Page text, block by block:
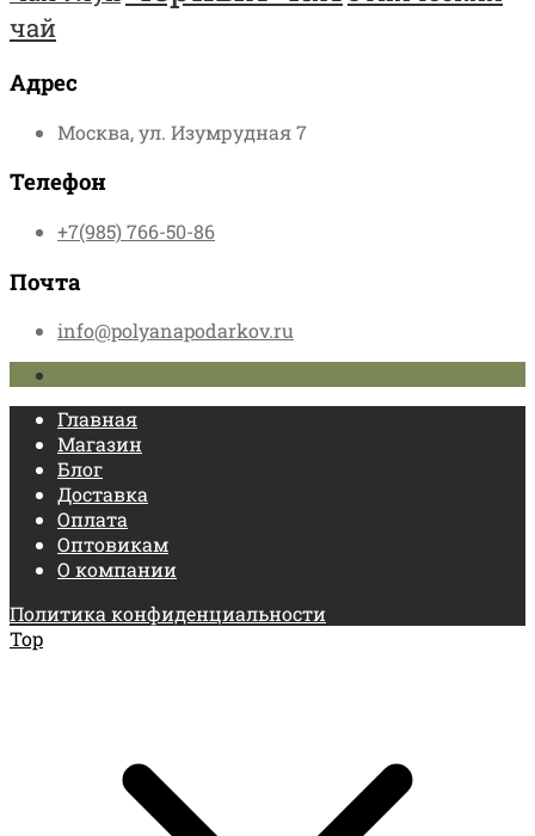
чай
Адрес
Москва, ул. Изумрудная 7
Телефон
+7(985) 766-50-86
Почта
info@polyanapodarkov.ru
Главная
Магазин
Блог
Доставка
Оплата
Оптовикам
О компании
Политика конфиденциальности
Top